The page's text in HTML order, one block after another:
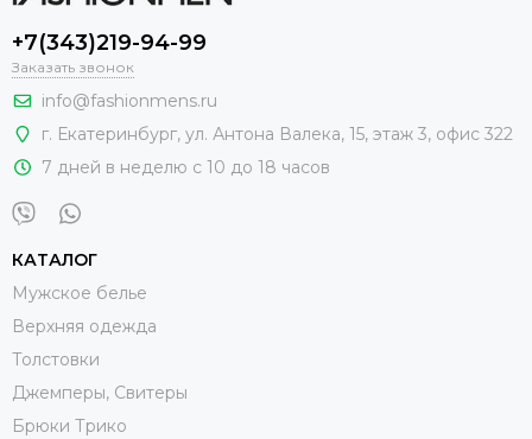
+7(343)219-94-99
Заказать звонок
info@fashionmens.ru
г. Екатеринбург, ул. Антона Валека, 15, этаж 3, офис 322
7 дней в неделю с 10 до 18 часов
КАТАЛОГ
Мужское белье
Верхняя одежда
Толстовки
Джемперы, Свитеры
Брюки Трико